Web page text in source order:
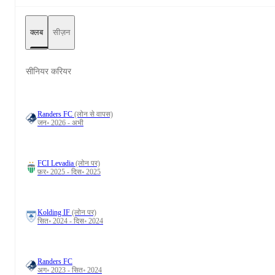
क्लब सीज़न
सीनियर करियर
Randers FC (लोन से वापस)
जन॰ 2026 - अभी
FCI Levadia (लोन पर)
फ़र॰ 2025 - दिस॰ 2025
Kolding IF (लोन पर)
सित॰ 2024 - दिस॰ 2024
Randers FC
अग॰ 2023 - सित॰ 2024